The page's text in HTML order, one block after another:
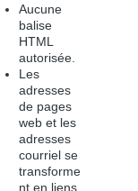
Aucune
balise
HTML
autorisée.
Les
adresses
de pages
web et les
adresses
courriel se
transforme
nt en liens